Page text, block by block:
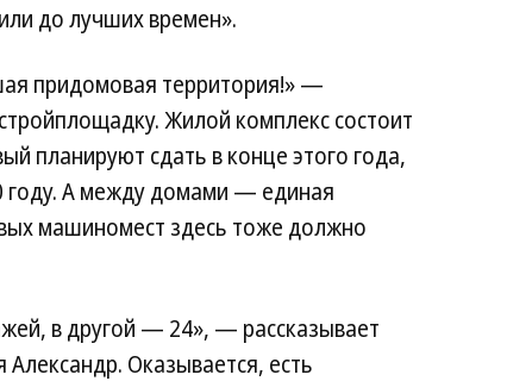
до лучших времен».
придомовая территория!» —
Жилой комплекс состоит
планируют сдать в конце этого года,
году. А между домами — единая
машиномест здесь тоже должно
в другой — 24», — рассказывает
Оказывается, есть